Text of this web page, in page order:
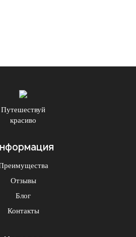
Путешествуй
красиво
Отзывы
Блог
Контакты